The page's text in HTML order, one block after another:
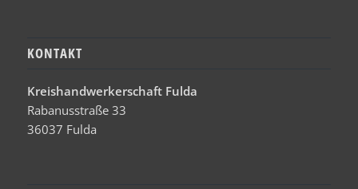
KONTAKT
Kreishandwerkerschaft Fulda
Rabanusstraße 33
36037 Fulda